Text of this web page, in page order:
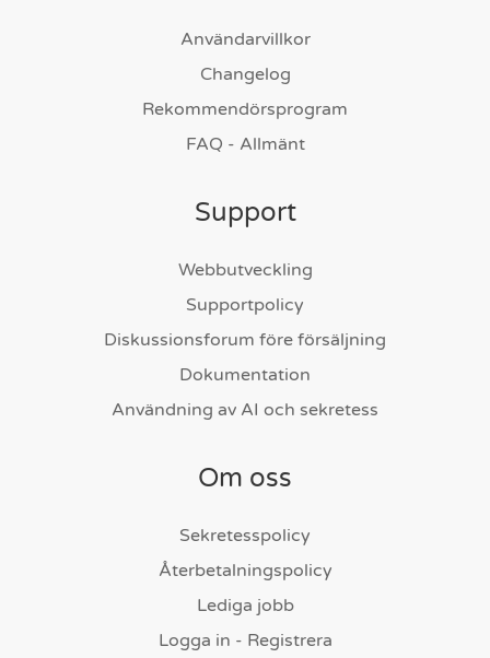
Användarvillkor
Changelog
Rekommendörsprogram
FAQ - Allmänt
Support
Webbutveckling
Supportpolicy
Diskussionsforum före försäljning
Dokumentation
Användning av AI och sekretess
Om oss
Sekretesspolicy
Återbetalningspolicy
Lediga jobb
Logga in - Registrera